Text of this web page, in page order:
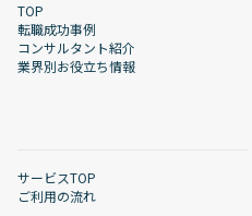
TOP
転職成功事例
コンサルタント紹介
業界別お役立ち情報
サービスTOP
ご利用の流れ